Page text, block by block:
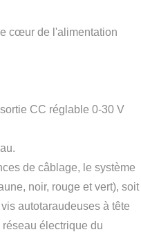
cœur de l'alimentation
CC réglable 0-30 V
de câblage, le système
noir, rouge et vert), soit
autotaraudeuses à tête
électrique du